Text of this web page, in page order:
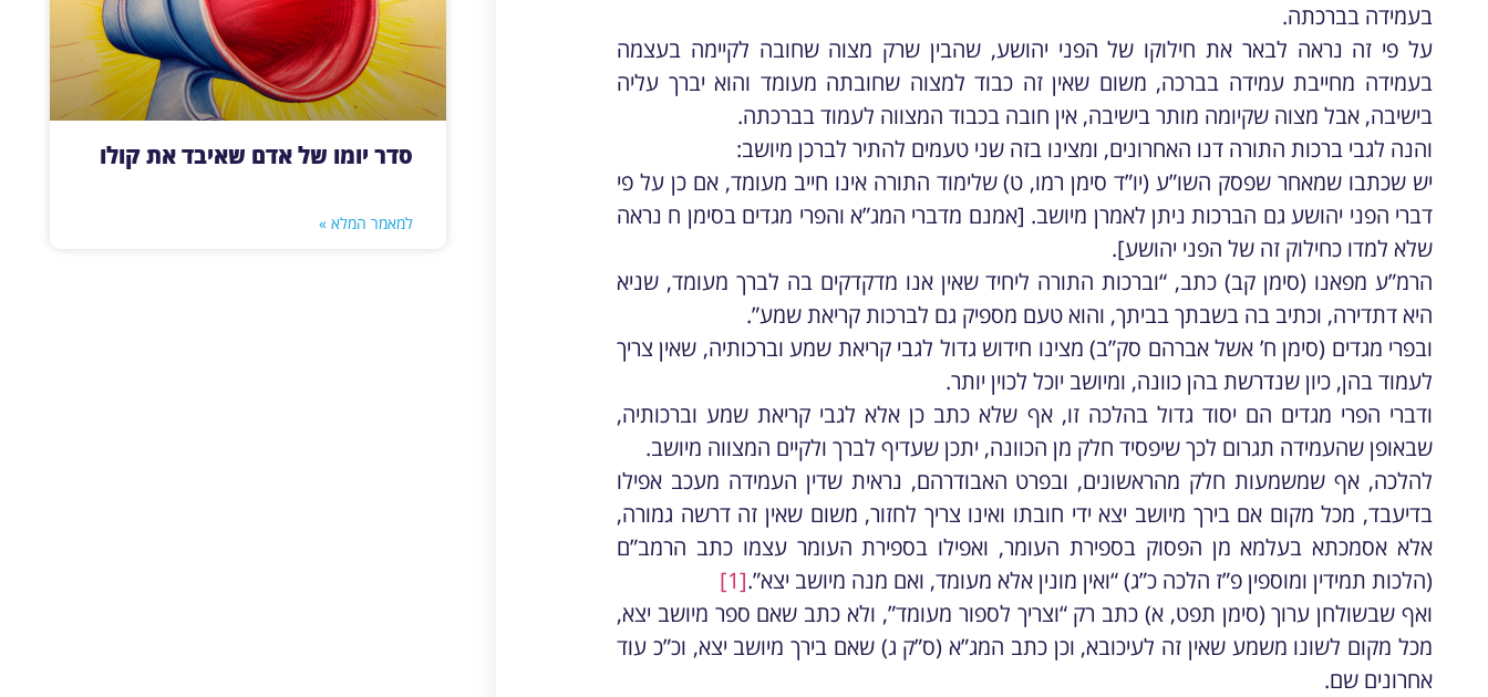
בעמידה בברכתה.
על פי זה נראה לבאר את חילוקו של הפני יהושע, שהבין שרק מצוה שחובה לקיימה בעצמה
בעמידה מחייבת עמידה בברכה, משום שאין זה כבוד למצוה שחובתה מעומד והוא יברך עליה
בישיבה, אבל מצוה שקיומה מותר בישיבה, אין חובה בכבוד המצווה לעמוד בברכתה.
והנה לגבי ברכות התורה דנו האחרונים, ומצינו בזה שני טעמים להתיר לברכן מיושב:
יש שכתבו שמאחר שפסק השו”ע (יו”ד סימן רמו, ט) שלימוד התורה אינו חייב מעומד, אם כן על פי
דברי הפני יהושע גם הברכות ניתן לאמרן מיושב. [אמנם מדברי המג”א והפרי מגדים בסימן ח נראה
שלא למדו כחילוק זה של הפני יהושע].
הרמ”ע מפאנו (סימן קב) כתב, “וברכות התורה ליחיד שאין אנו מדקדקים בה לברך מעומד, שניא
היא דתדירה, וכתיב בה בשבתך בביתך, והוא טעם מספיק גם לברכות קריאת שמע”.
ובפרי מגדים (סימן ח’ אשל אברהם סק”ב) מצינו חידוש גדול לגבי קריאת שמע וברכותיה, שאין צריך
לעמוד בהן, כיון שנדרשת בהן כוונה, ומיושב יוכל לכוין יותר.
ודברי הפרי מגדים הם יסוד גדול בהלכה זו, אף שלא כתב כן אלא לגבי קריאת שמע וברכותיה,
שבאופן שהעמידה תגרום לכך שיפסיד חלק מן הכוונה, יתכן שעדיף לברך ולקיים המצווה מיושב.
להלכה, אף שמשמעות חלק מהראשונים, ובפרט האבודרהם, נראית שדין העמידה מעכב אפילו
בדיעבד, מכל מקום אם בירך מיושב יצא ידי חובתו ואינו צריך לחזור, משום שאין זה דרשה גמורה,
אלא אסמכתא בעלמא מן הפסוק בספירת העומר, ואפילו בספירת העומר עצמו כתב הרמב”ם
(הלכות תמידין ומוספין פ”ז הלכה כ”ג) “ואין מונין אלא מעומד, ואם מנה מיושב יצא”.[1]
ואף שבשולחן ערוך (סימן תפט, א) כתב רק “וצריך לספור מעומד”, ולא כתב שאם ספר מיושב יצא,
מכל מקום לשונו משמע שאין זה לעיכובא, וכן כתב המג”א (ס”ק ג) שאם בירך מיושב יצא, וכ”כ עוד
אחרונים שם.
סדר יומו של אדם שאיבד את קולו
למאמר המלא »